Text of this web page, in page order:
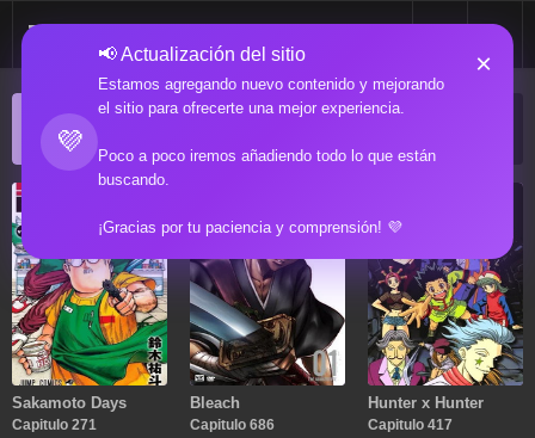
💜
📢 Actualización del sitio
Estamos agregando nuevo contenido y mejorando
el sitio para ofrecerte una mejor experiencia.
Poco a poco iremos añadiendo todo lo que están
buscando.
¡Gracias por tu paciencia y comprensión! 💜
×
ACTUALIZACIONES POPULARES
Sakamoto Days
Capitulo 271
Bleach
Capitulo 686
Hunter x Hunter
Capitulo 417